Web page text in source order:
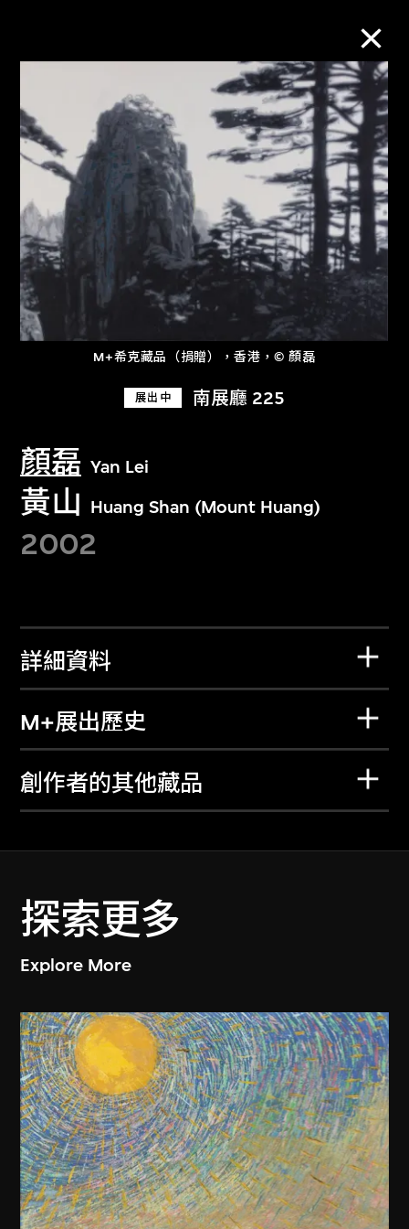
M+希克藏品（捐贈），香港，© 顏磊
展出中 南展廳 225
顏磊 Yan Lei
黃山 Huang Shan (Mount Huang)
2002
詳細資料
M+展出歷史
創作者的其他藏品
探索更多
Explore More
M+藏品
進一步篩選 搜索
關於M+藏品
探索世界頂級的二十及二十一世紀視覺